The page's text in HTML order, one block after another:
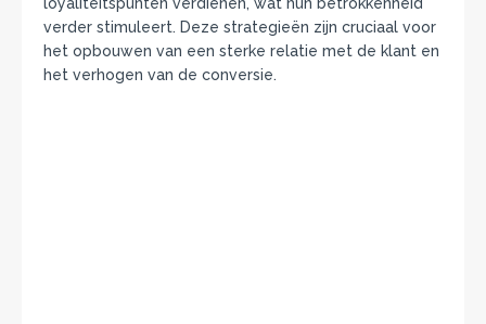
verder stimuleert. Deze strategieën zijn cruciaal voor
het opbouwen van een sterke relatie met de klant en
het verhogen van de conversie.